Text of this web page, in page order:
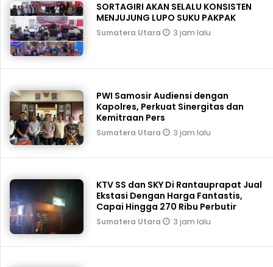
SORTAGIRI AKAN SELALU KONSISTEN
MENJUJUNG LUPO SUKU PAKPAK
Sumatera Utara 3 jam lalu
PWI Samosir Audiensi dengan
Kapolres, Perkuat Sinergitas dan
Kemitraan Pers
Sumatera Utara 3 jam lalu
KTV SS dan SKY Di Rantauprapat Jual
Ekstasi Dengan Harga Fantastis,
Capai Hingga 270 Ribu Perbutir
Sumatera Utara 3 jam lalu